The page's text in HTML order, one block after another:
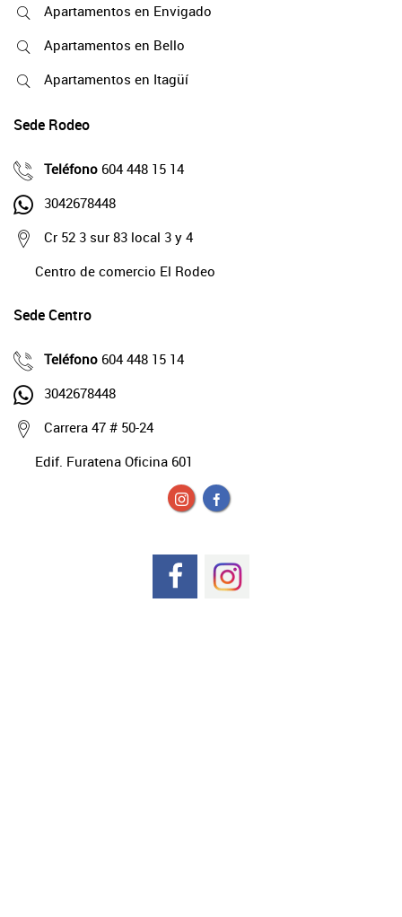
Apartamentos en Envigado
Apartamentos en Bello
Apartamentos en Itagüí
Sede Rodeo
Teléfono 604 448 15 14
3042678448
Cr 52 3 sur 83 local 3 y 4
Centro de comercio El Rodeo
Sede Centro
Teléfono 604 448 15 14
3042678448
Carrera 47 # 50-24
Edif. Furatena Oficina 601